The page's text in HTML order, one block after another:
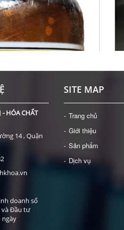
- HÓA CHẤT
14 , Quận
doanh số
và Đầu tư
ngày
SITE MAP
Trang chủ
Giới thiệu
Sản phẩm
Dịch vụ